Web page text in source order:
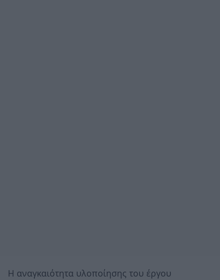
Η αναγκαιότητα υλοποίησης του έργου